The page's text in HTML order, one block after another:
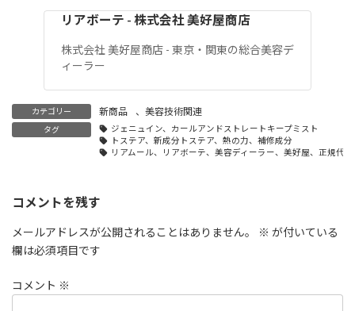
リアボーテ - 株式会社 美好屋商店
株式会社 美好屋商店 - 東京・関東の総合美容デ
ィーラー
カテゴリー 新商品 、 美容技術関連
タグ
ジェニュイン、カールアンドストレートキープミスト
トステア、新成分トステア、熱の力、補修成分
リアムール、リアボーテ、美容ディーラー、美好屋、正規代
コメントを残す
メールアドレスが公開されることはありません。 ※ が付いている
欄は必須項目です
コメント ※